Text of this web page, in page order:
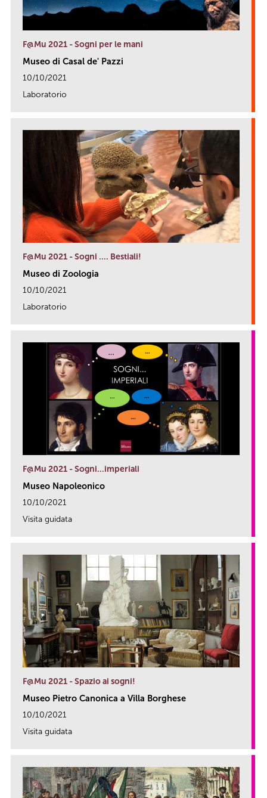
F@Mu 2021 - Sogni per le mani
Museo di Casal de' Pazzi
10/10/2021
Laboratorio
F@Mu 2021 - Sogni …. Bestiali!
Museo di Zoologia
10/10/2021
Laboratorio
F@Mu 2021 - Sogni…imperiali
Museo Napoleonico
10/10/2021
Visita guidata
F@Mu 2021 - Spazio ai sogni!
Museo Pietro Canonica a Villa Borghese
10/10/2021
Visita guidata